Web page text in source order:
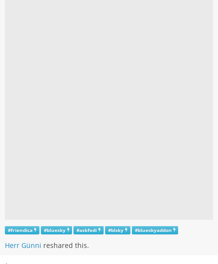
#friendica #bluesky #askfedi #blsky #blueskyaddon
Herr Günni reshared this.